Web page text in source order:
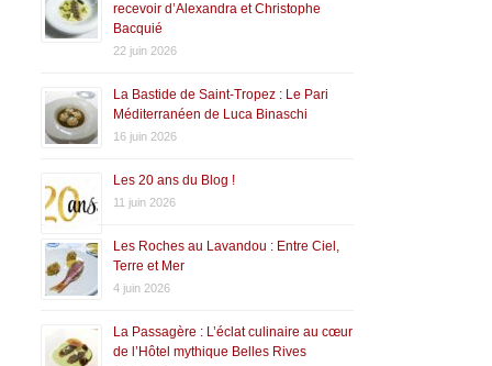
recevoir d’Alexandra et Christophe
Bacquié
22 juin 2026
La Bastide de Saint-Tropez : Le Pari
Méditerranéen de Luca Binaschi
16 juin 2026
Les 20 ans du Blog !
11 juin 2026
Les Roches au Lavandou : Entre Ciel,
Terre et Mer
4 juin 2026
La Passagère : L’éclat culinaire au cœur
de l’Hôtel mythique Belles Rives